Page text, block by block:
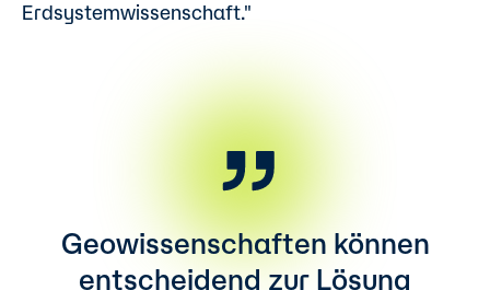
Erdsystemwissenschaft."
Geowissenschaften können
entscheidend zur Lösung